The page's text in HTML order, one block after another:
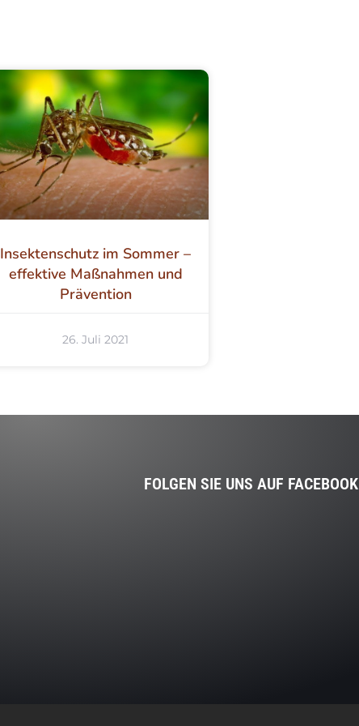
Insektenschutz im Sommer –
effektive Maßnahmen und
Prävention
26. Juli 2021
FOLGEN SIE UNS AUF FACEBOOK